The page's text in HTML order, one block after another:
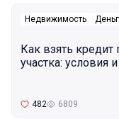
Недвижимость
Как взять кредит
участка: условия
482 6809